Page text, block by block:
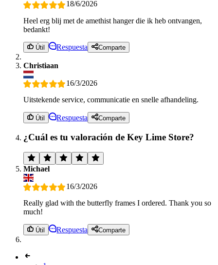
18/6/2026
Heel erg blij met de amethist hanger die ik heb ontvangen,
bedankt!
Útil Respuesta Comparte
Christiaan
16/3/2026
Uitstekende service, communicatie en snelle afhandeling.
Útil Respuesta Comparte
¿Cuál es tu valoración de Key Lime Store?
Michael
16/3/2026
Really glad with the butterfly frames I ordered. Thank you so
much!
Útil Respuesta Comparte